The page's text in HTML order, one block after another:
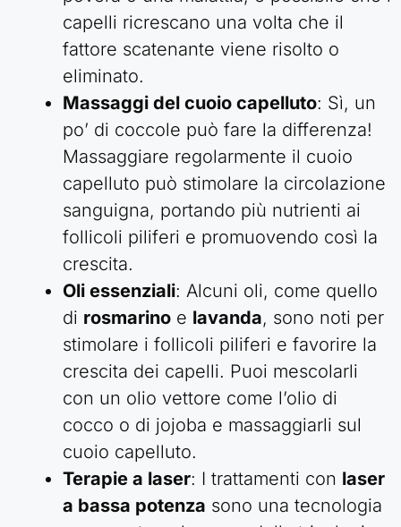
capelli ricrescano una volta che il
fattore scatenante viene risolto o
eliminato.
Massaggi del cuoio capelluto: Sì, un
po’ di coccole può fare la differenza!
Massaggiare regolarmente il cuoio
capelluto può stimolare la circolazione
sanguigna, portando più nutrienti ai
follicoli piliferi e promuovendo così la
crescita.
Oli essenziali: Alcuni oli, come quello
di rosmarino e lavanda, sono noti per
stimolare i follicoli piliferi e favorire la
crescita dei capelli. Puoi mescolarli
con un olio vettore come l’olio di
cocco o di jojoba e massaggiarli sul
cuoio capelluto.
Terapie a laser: I trattamenti con laser
a bassa potenza sono una tecnologia